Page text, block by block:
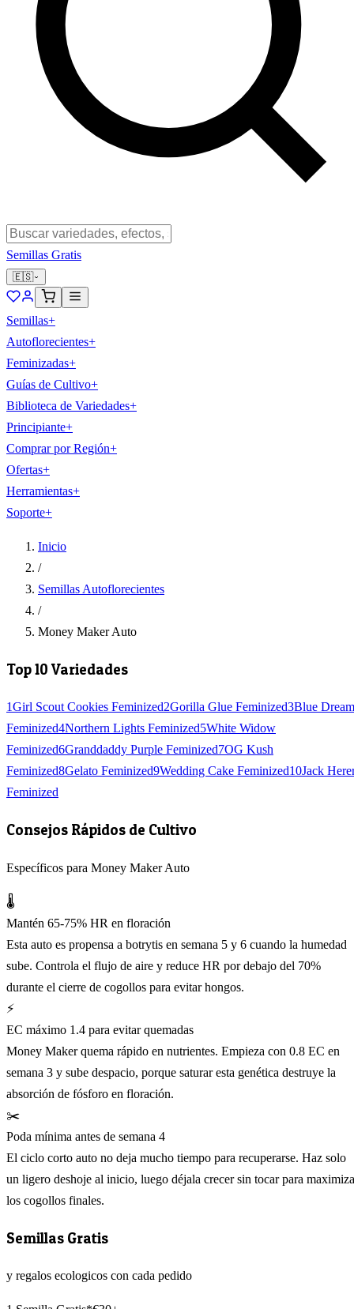
Semillas Gratis
🇪🇸
Semillas+
Autoflorecientes+
Feminizadas+
Guías de Cultivo+
Biblioteca de Variedades+
Principiante+
Comprar por Región+
Ofertas+
Herramientas+
Soporte+
Inicio
/
Semillas Autoflorecientes
/
Money Maker Auto
Top 10 Variedades
1Girl Scout Cookies Feminized2Gorilla Glue Feminized3Blue Dream
Feminized4Northern Lights Feminized5White Widow
Feminized6Granddaddy Purple Feminized7OG Kush
Feminized8Gelato Feminized9Wedding Cake Feminized10Jack
Feminized
Consejos Rápidos de Cultivo
Específicos para Money Maker Auto
🌡️
Mantén 65-75% HR en floración
Esta auto es propensa a botrytis en semana 5 y 6 cuando la humedad
sube. Controla el flujo de aire y reduce HR por debajo del 70%
durante el cierre de cogollos para evitar hongos.
⚡
EC máximo 1.4 para evitar quemadas
Money Maker quema rápido en nutrientes. Empieza con 0.8 EC en
semana 3 y sube despacio, porque saturar esta genética destruye la
absorción de fósforo en floración.
✂️
Poda mínima antes de semana 4
El ciclo corto auto no deja mucho tiempo para recuperarse. Haz solo
un ligero deshoje al inicio, luego déjala crecer sin tocar para
los cogollos finales.
Semillas Gratis
y regalos ecologicos con cada pedido